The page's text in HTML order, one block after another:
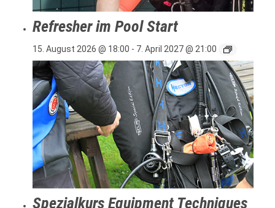
Refresher im Pool Start
15. August 2026 @ 18:00 - 7. April 2027 @ 21:00
Spezialkurs Equipment Techniques